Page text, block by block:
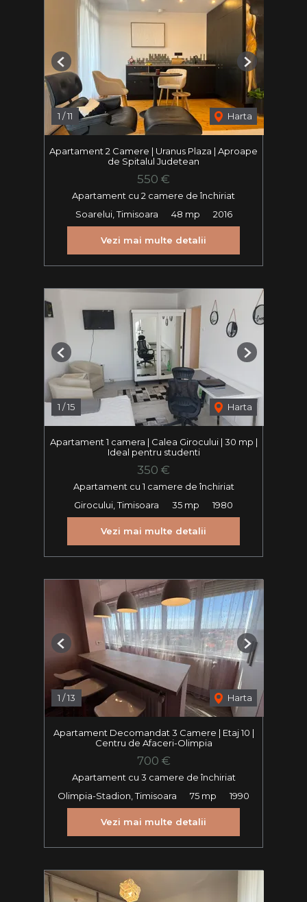
1 /11 Harta
Previous Next
Apartament 2 Camere | Uranus Plaza | Aproape
de Spitalul Judetean
550 €
Apartament cu 2 camere de închiriat
Soarelui, Timisoara
48 mp 2016
Vezi mai multe detalii
1 /15 Harta
Previous Next
Apartament 1 camera | Calea Girocului | 30 mp |
Ideal pentru studenti
350 €
Apartament cu 1 camere de închiriat
Girocului, Timisoara
35 mp 1980
Vezi mai multe detalii
1 /13 Harta
Previous Next
Apartament Decomandat 3 Camere | Etaj 10 |
Centru de Afaceri-Olimpia
700 €
Apartament cu 3 camere de închiriat
Olimpia-Stadion, Timisoara
75 mp 1990
Vezi mai multe detalii